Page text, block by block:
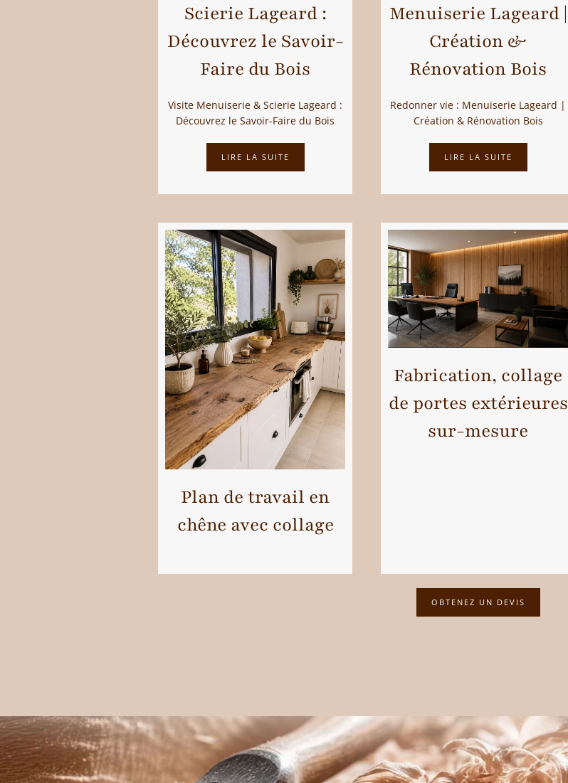
Scierie Lageard :
Découvrez le Savoir-
Faire du Bois
Visite Menuiserie & Scierie Lageard :
Découvrez le Savoir-Faire du Bois
LIRE LA SUITE
Menuiserie Lageard |
Création &
Rénovation Bois
Redonner vie : Menuiserie Lageard |
Création & Rénovation Bois
LIRE LA SUITE
Plan de travail en
chêne avec collage
Fabrication, collage
de portes extérieures
sur-mesure
OBTENEZ UN DEVIS